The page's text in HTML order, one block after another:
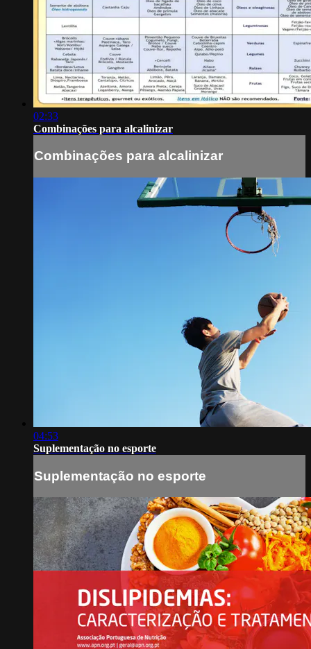
02:33
Combinações para alcalinizar
Combinações para alcalinizar
04:53
Suplementação no esporte
Suplementação no esporte